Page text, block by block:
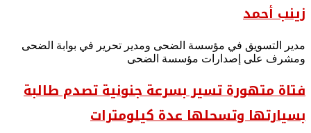
زينب أحمد
مدير التسويق في مؤسسة الضحى ومدير تحرير في بوابة الضحى
ومشرف على إصدارات مؤسسة الضحى
فتاة متهورة تسير بسرعة جنونية تصدم طالبة
بسيارتها وتسحلها عدة كيلومترات